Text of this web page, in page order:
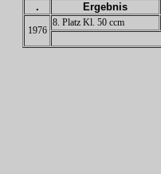
. Ergebnis
1976
8. Platz Kl. 50 ccm